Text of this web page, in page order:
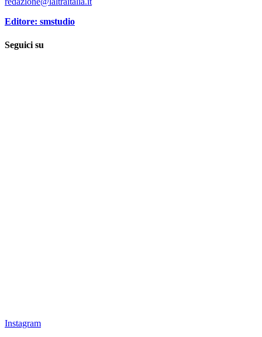
Editore: smstudio
Seguici su
Instagram